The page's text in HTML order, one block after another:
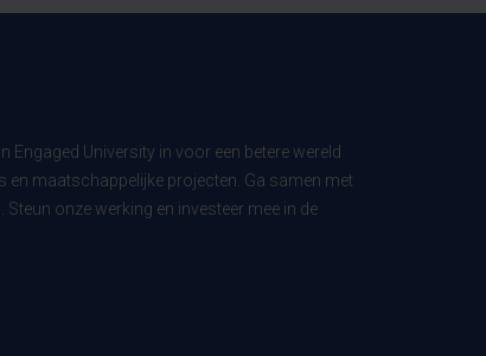
Engaged University in voor een betere wereld
en maatschappelijke projecten. Ga samen met
onze werking en investeer mee in de